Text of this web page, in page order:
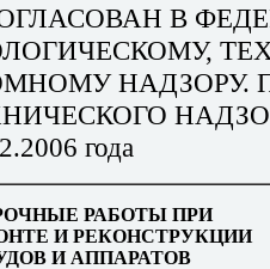
В
НАДЗОРУ.
года
РАБОТЫ ПРИ
И РЕКОНСТРУКЦИИ
И АППАРАТОВ